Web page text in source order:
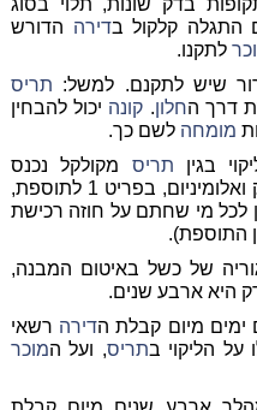
התגלה קלקול בדירה הדורש
לתקנו.
שיש לתקנם. למשל: תריס
דרך החלון. קונה יכול להבחין
מומחה לשם כך.
בגין תריס מקולקל נכנס
לקטגוריה של ליקוי במוצרי פלסטיק ואלומיניום, בפריט 1 לתוספת,
לכל מי שחתם על חוזה רכישת
של כשל באיטום המבנה,
ימים מיום קבלת הדירה רשאי
על הליקוי בתריס, ועל המוכר